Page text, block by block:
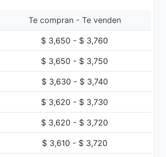
Te compran - Te venden
$ 3,650 - $ 3,760
$ 3,650 - $ 3,750
$ 3,630 - $ 3,740
$ 3,620 - $ 3,730
$ 3,620 - $ 3,720
$ 3,610 - $ 3,720